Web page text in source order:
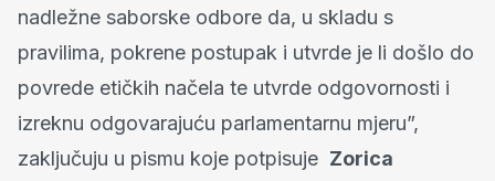
nadležne saborske odbore da, u skladu s
pravilima, pokrene postupak i utvrde je li došlo do
povrede etičkih načela te utvrde odgovornosti i
izreknu odgovarajuću parlamentarnu mjeru”,
zaključuju u pismu koje potpisuje Zorica